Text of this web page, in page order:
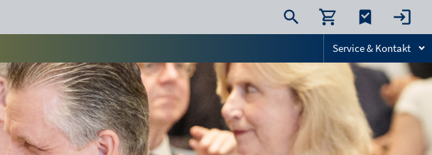
Service & Kontakt